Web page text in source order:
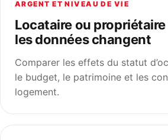
ARGENT ET NIVEAU DE VIE
Locataire ou propriétaire
les données changent
Comparer les effets du statut
le budget, le patrimoine et les
logement.